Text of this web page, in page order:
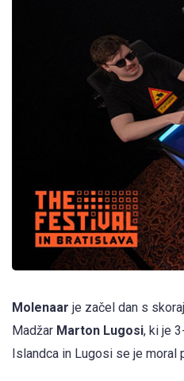
Molenaar je začel dan s
Madžar Marton Lugosi, ki je
Islandca in Lugosi se je moral